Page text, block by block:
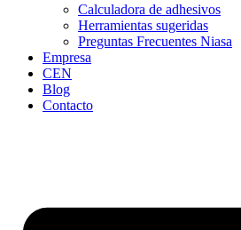
Calculadora de adhesivos
Herramientas sugeridas
Preguntas Frecuentes Niasa
Empresa
CEN
Blog
Contacto